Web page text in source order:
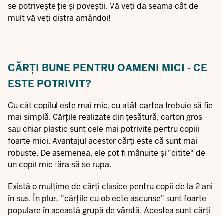
se potrivește ție și poveștii. Vă veți da seama cât de
mult vă veți distra amândoi!
CĂRȚI BUNE PENTRU OAMENI MICI - CE
ESTE POTRIVIT?
Cu cât copilul este mai mic, cu atât cartea trebuie să fie
mai simplă. Cărțile realizate din țesătură, carton gros
sau chiar plastic sunt cele mai potrivite pentru copiii
foarte mici. Avantajul acestor cărți este că sunt mai
robuste. De asemenea, ele pot fi mânuite și "citite" de
un copil mic fără să se rupă.
Există o mulțime de cărți clasice pentru copii de la 2 ani
în sus. În plus, "cărțile cu obiecte ascunse" sunt foarte
populare în această grupă de vârstă. Acestea sunt cărți